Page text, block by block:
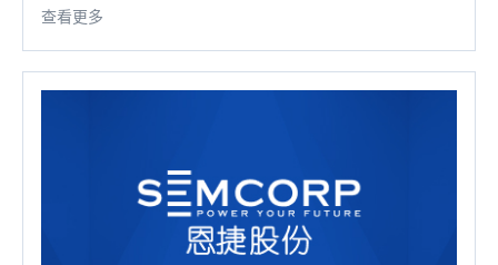
查看更多